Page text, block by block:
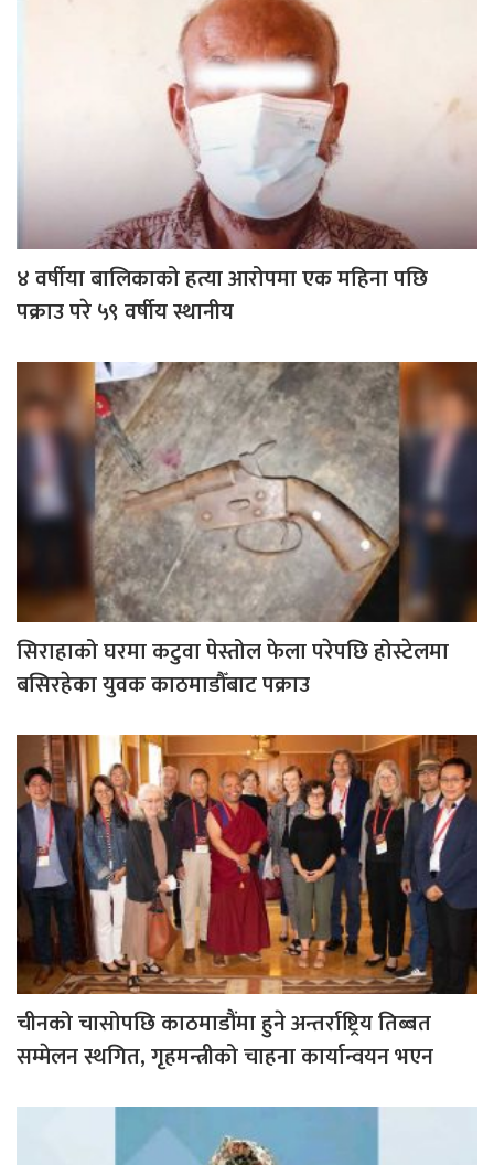
४ वर्षीया बालिकाको हत्या आरोपमा एक महिना पछि
पक्राउ परे ५९ वर्षीय स्थानीय
सिराहाको घरमा कटुवा पेस्तोल फेला परेपछि होस्टेलमा
बसिरहेका युवक काठमाडौँबाट पक्राउ
चीनको चासोपछि काठमाडौंमा हुने अन्तर्राष्ट्रिय तिब्बत
सम्मेलन स्थगित, गृहमन्त्रीको चाहना कार्यान्वयन भएन